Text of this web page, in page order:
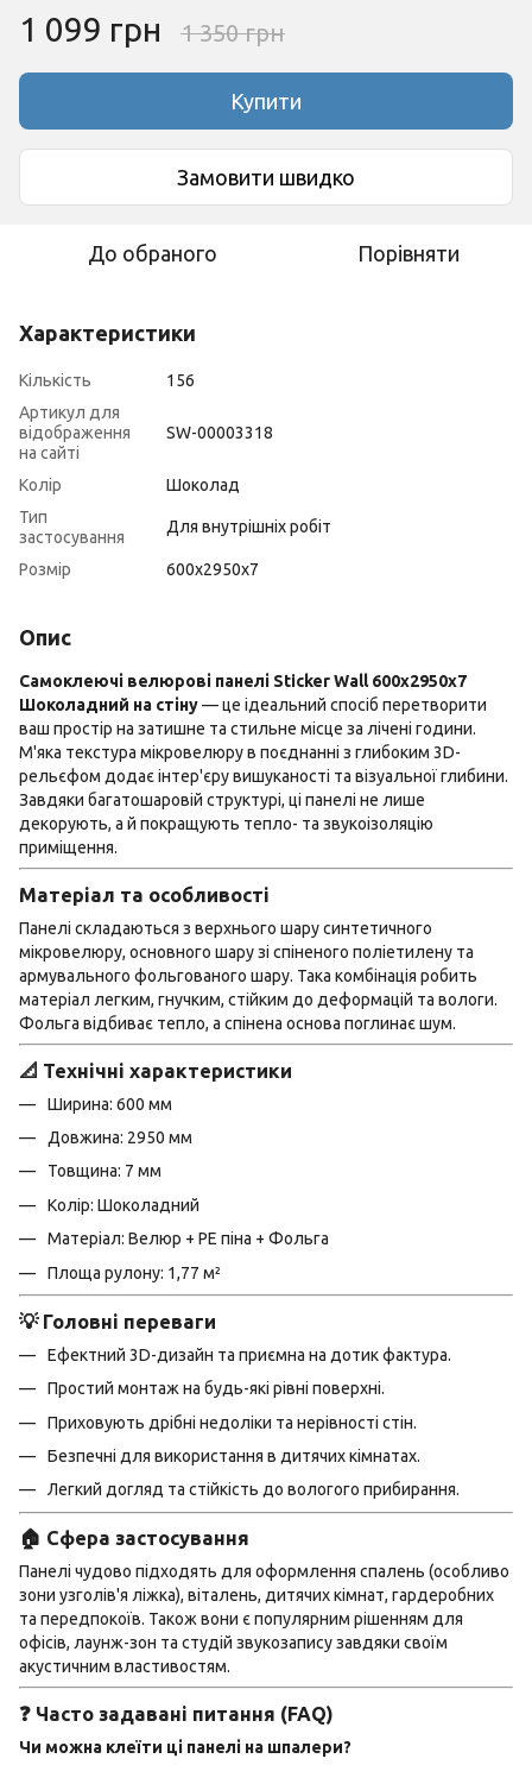
1 099 грн 1 350 грн
Купити
Замовити швидко
До обраного Порівняти
Характеристики
Кількість
156
Артикул для
відображення
на сайті
SW-00003318
Колір
Шоколад
Тип
застосування
Для внутрішніх робіт
Розмір 600х2950х7
Опис
Самоклеючі велюрові панелі Sticker Wall 600х2950х7
Шоколадний на стіну— це ідеальний спосіб перетворити
ваш простір на затишне та стильне місце за лічені години.
М'яка текстура мікровелюру в поєднанні з глибоким 3D-
рельєфом додає інтер'єру вишуканості та візуальної глибини.
Завдяки багатошаровій структурі, ці панелі не лише
декорують, а й покращують тепло- та звукоізоляцію
приміщення.
Матеріал та особливості
Панелі складаються з верхнього шару синтетичного
мікровелюру, основного шару зі спіненого поліетилену та
армувального фольгованого шару. Така комбінація робить
матеріал легким, гнучким, стійким до деформацій та вологи.
Фольга відбиває тепло, а спінена основа поглинає шум.
📐 Технічні характеристики
Ширина: 600 мм
Довжина: 2950 мм
Товщина: 7 мм
Колір: Шоколадний
Матеріал: Велюр + PE піна + Фольга
Площа рулону: 1,77 м²
💡 Головні переваги
Ефектний 3D-дизайн та приємна на дотик фактура.
Простий монтаж на будь-які рівні поверхні.
Приховують дрібні недоліки та нерівності стін.
Безпечні для використання в дитячих кімнатах.
Легкий догляд та стійкість до вологого прибирання.
🏠 Сфера застосування
Панелі чудово підходять для оформлення спалень (особливо
зони узголів'я ліжка), віталень, дитячих кімнат, гардеробних
та передпокоїв. Також вони є популярним рішенням для
офісів, лаунж-зон та студій звукозапису завдяки своїм
акустичним властивостям.
❓ Часто задавані питання (FAQ)
Чи можна клеїти ці панелі на шпалери?